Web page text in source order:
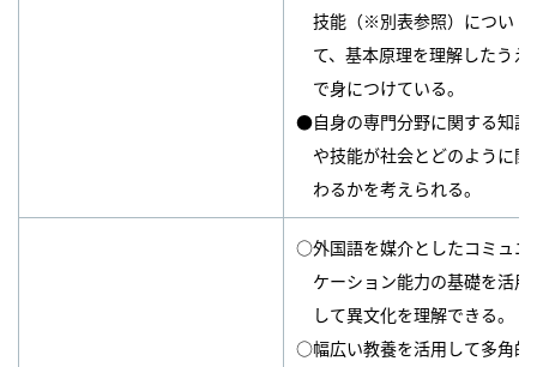
技能（※別表参照）につい
て、基本原理を理解したうえ
で身につけている。
●自身の専門分野に関する知識
や技能が社会とどのように関
わるかを考えられる。
○外国語を媒介としたコミュニ
ケーション能力の基礎を活用
して異文化を理解できる。
○幅広い教養を活用して多角的